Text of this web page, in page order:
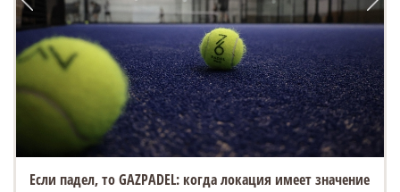
Если падел, то GAZPADEL: когда локация имеет значение